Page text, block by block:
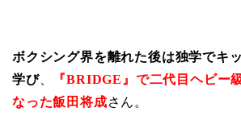
ボクシング界を離れた後は独学でキ
学び、
『BRIDGE』で二代目ヘビー
なった飯田将成さん。